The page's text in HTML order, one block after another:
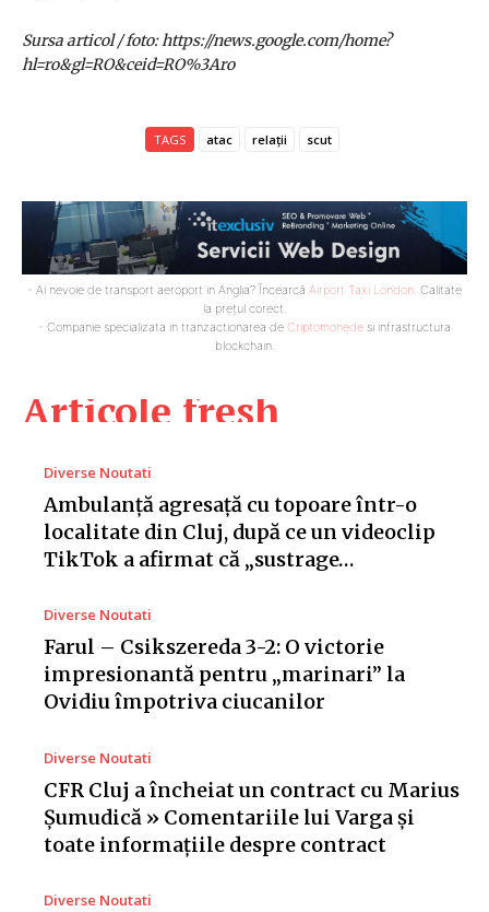
Articole fresh
Diverse Noutati
Ambulanță agresață cu topoare într-o
localitate din Cluj, după ce un videoclip
TikTok a afirmat că „sustrage…
Diverse Noutati
Farul – Csikszereda 3-2: O victorie
impresionantă pentru „marinari” la
Ovidiu împotriva ciucanilor
Diverse Noutati
CFR Cluj a încheiat un contract cu Marius
Șumudică » Comentariile lui Varga și
toate informațiile despre contract
Diverse Noutati
Sursa articol / foto: https://news.google.com/home?
hl=ro&gl=RO&ceid=RO%3Aro
TAGS atac relații scut
- Ai nevoie de transport aeroport in Anglia? Încearcă Airport Taxi London. Calitate
la prețul corect.
- Companie specializata in tranzactionarea de Criptomonede si infrastructura
blockchain.